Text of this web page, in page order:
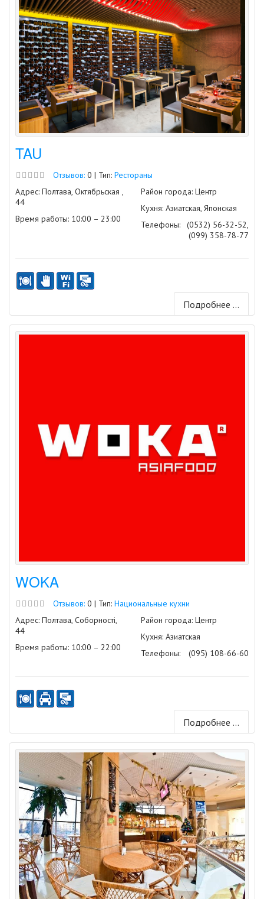
TAU
Отзывов: 0 | Тип: Рестораны
Адрес: Полтава, Октябрьская ,
44
Время работы: 10:00 – 23:00
Район города: Центр
Кухня: Азиатская, Японская
Телефоны:
(0532) 56-32-52,
(099) 358-78-77
Подробнее ...
WOKA
Отзывов: 0 | Тип: Национальные кухни
Адрес: Полтава, Соборності,
44
Время работы: 10:00 – 22:00
Район города: Центр
Кухня: Азиатская
Телефоны:
(095) 108-66-60
Подробнее ...